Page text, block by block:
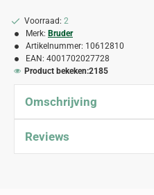
Voorraad: 2
Merk: Bruder
Artikelnummer: 10612810
EAN: 4001702027728
Product bekeken:2185
Omschrijving
Reviews